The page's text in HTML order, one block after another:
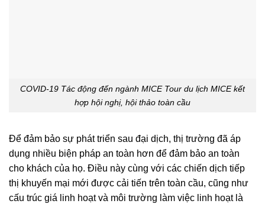
COVID-19 Tác động đến ngành MICE Tour du lịch MICE kết
hợp hội nghị, hội thảo toàn cầu
Để đảm bảo sự phát triển sau đại dịch, thị trường đã áp
dụng nhiều biện pháp an toàn hơn để đảm bảo an toàn
cho khách của họ. Điều này cùng với các chiến dịch tiếp
thị khuyến mại mới được cải tiến trên toàn cầu, cũng như
cấu trúc giá linh hoạt và môi trường làm việc linh hoạt là